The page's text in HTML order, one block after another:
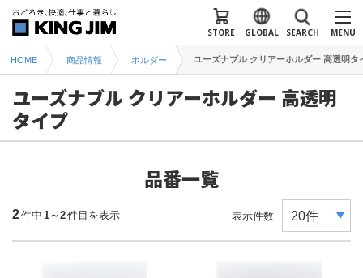
MENU
SEARCH
GLOBAL
STORE
HOME 商品情報 ホルダー ユーズナブル クリアーホルダー 高透明タ
ユーズナブル クリアーホルダー 高透明
タイプ
品番一覧
2件中 1～2件目を表示 表示件数